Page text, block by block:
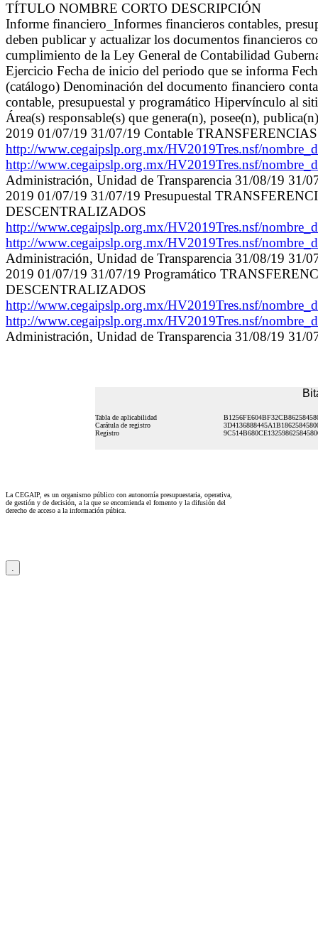
TÍTULO NOMBRE CORTO DESCRIPCIÓN
Informe financiero_Informes financieros contables,
deben publicar y actualizar los documentos financieros
cumplimiento de la Ley General de Contabilidad
Ejercicio Fecha de inicio del periodo que se informa
(catálogo) Denominación del documento financiero
contable, presupuestal y programático Hipervínculo al
Área(s) responsable(s) que genera(n), posee(n),
2019 01/07/19 31/07/19 Contable
http://www.cegaipslp.org.mx/HV2019Tres.nsf/
http://www.cegaipslp.org.mx/HV2019Tres.nsf/
Administración, Unidad de Transparencia 31/08/19 31/
2019 01/07/19 31/07/19 Presupuestal
DESCENTRALIZADOS
http://www.cegaipslp.org.mx/HV2019Tres.nsf/
http://www.cegaipslp.org.mx/HV2019Tres.nsf/
Administración, Unidad de Transparencia 31/08/19 31/
2019 01/07/19 31/07/19 Programático
DESCENTRALIZADOS
http://www.cegaipslp.org.mx/HV2019Tres.nsf/
http://www.cegaipslp.org.mx/HV2019Tres.nsf/
Administración, Unidad de Transparencia 31/08/19 31/
Tabla de aplicabilidad
Carátula de registro
Registro
La CEGAIP, es un organismo público con autonomía presupuestaria, operativa,
de gestión y de decisión, a la que se encomienda el fomento y la difusión del
derecho de acceso a la información púbica.